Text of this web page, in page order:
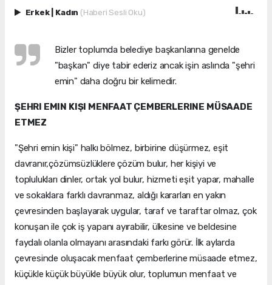
Erkek Kadın (Haberi Sesli Oku)
Bizler toplumda belediye başkanlarına genelde
"başkan" diye tabir ederiz ancak işin aslında "şehri
emin" daha doğru bir kelimedir.
ŞEHRI EMIN KIŞI MENFAAT ÇEMBERLERINE MÜSAADE
ETMEZ
"Şehri emin kişi" halkı bölmez, birbirine düşürmez, eşit
davranır,çözümsüzlüklere çözüm bulur, her kişiyi ve
toplulukları dinler, ortak yol bulur, hizmeti eşit yapar, mahalle
ve sokaklara farklı davranmaz, aldığı kararları en yakın
çevresinden başlayarak uygular, taraf ve taraftar olmaz, çok
konuşan ile çok iş yapanı ayırabilir, ülkesine ve beldesine
faydalı olanla olmayanı arasındaki farkı görür. İlk aylarda
çevresinde oluşacak menfaat çemberlerine müsaade etmez,
küçükle küçük büyükle büyük olur, toplumun menfaat ve